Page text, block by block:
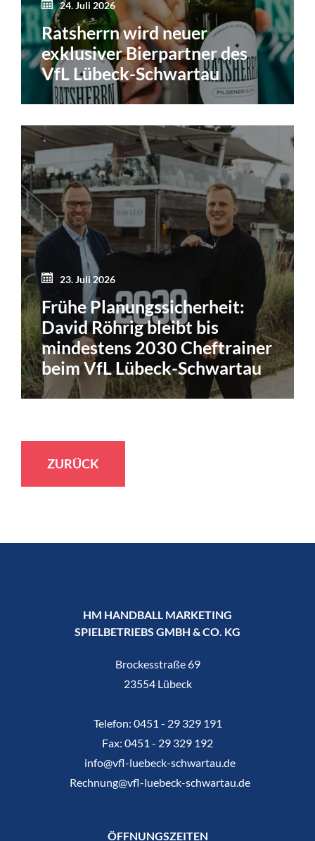
24. Juli 2026
Ratsherrn wird neuer
exklusiver Bierpartner des
VfL Lübeck-Schwartau
23. Juli 2026
Frühe Planungssicherheit:
David Röhrig bleibt bis
mindestens 2030 Cheftrainer
beim VfL Lübeck-Schwartau
ZURÜCK
HM HANDBALL MARKETING
SPIELBETRIEBS GMBH & CO. KG
Brockesstraße 69
23554 Lübeck
Telefon: 0451 - 29 329 191
Fax: 0451 - 29 329 192
info@vfl-luebeck-schwartau.de
Rechnung@vfl-luebeck-schwartau.de
ÖFFNUNGSZEITEN